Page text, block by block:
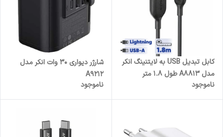
کابل تبدیل USB به لایتنینگ انکر
مدل A8813 طول 1.8 متر
ناموجود
شارژر دیواری 30 وات انکر مدل
A9212
ناموجود